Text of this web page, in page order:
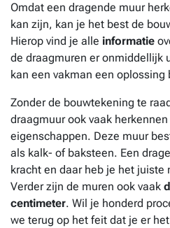
Omdat een dragende muur
kan zijn, kan je het best de
Hierop vind je alle informatie
de draagmuren er onmiddellijk
kan een vakman een oplossing
Zonder de bouwtekening te
draagmuur ook vaak herkennen
eigenschappen. Deze muur
als kalk- of baksteen. Een
kracht en daar heb je het juiste
Verder zijn de muren ook vaak
centimeter. Wil je honderd
we terug op het feit dat je er